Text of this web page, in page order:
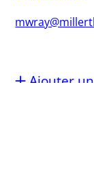
Ajouter